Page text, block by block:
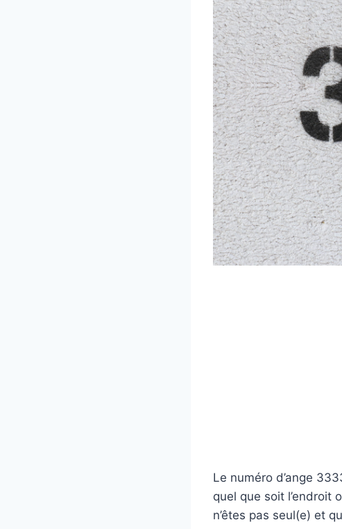
Le numéro d’ange
quel que soit l’endroit
n’êtes pas seul(e) et